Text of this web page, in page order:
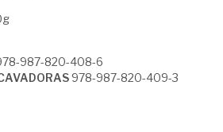
987-820-408-6
978-987-820-409-3